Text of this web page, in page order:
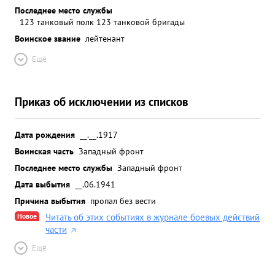
Последнее место службы
123 танковый полк 123 танковой бригады
Воинское звание лейтенант
Ещё
Приказ об исключении из списков
Дата рождения
__.__.1917
Воинская часть Западный фронт
Последнее место службы Западный фронт
Дата выбытия
__.06.1941
Причина выбытия пропал без вести
Новое
Читать об этих событиях в журнале боевых действий
части
Ещё